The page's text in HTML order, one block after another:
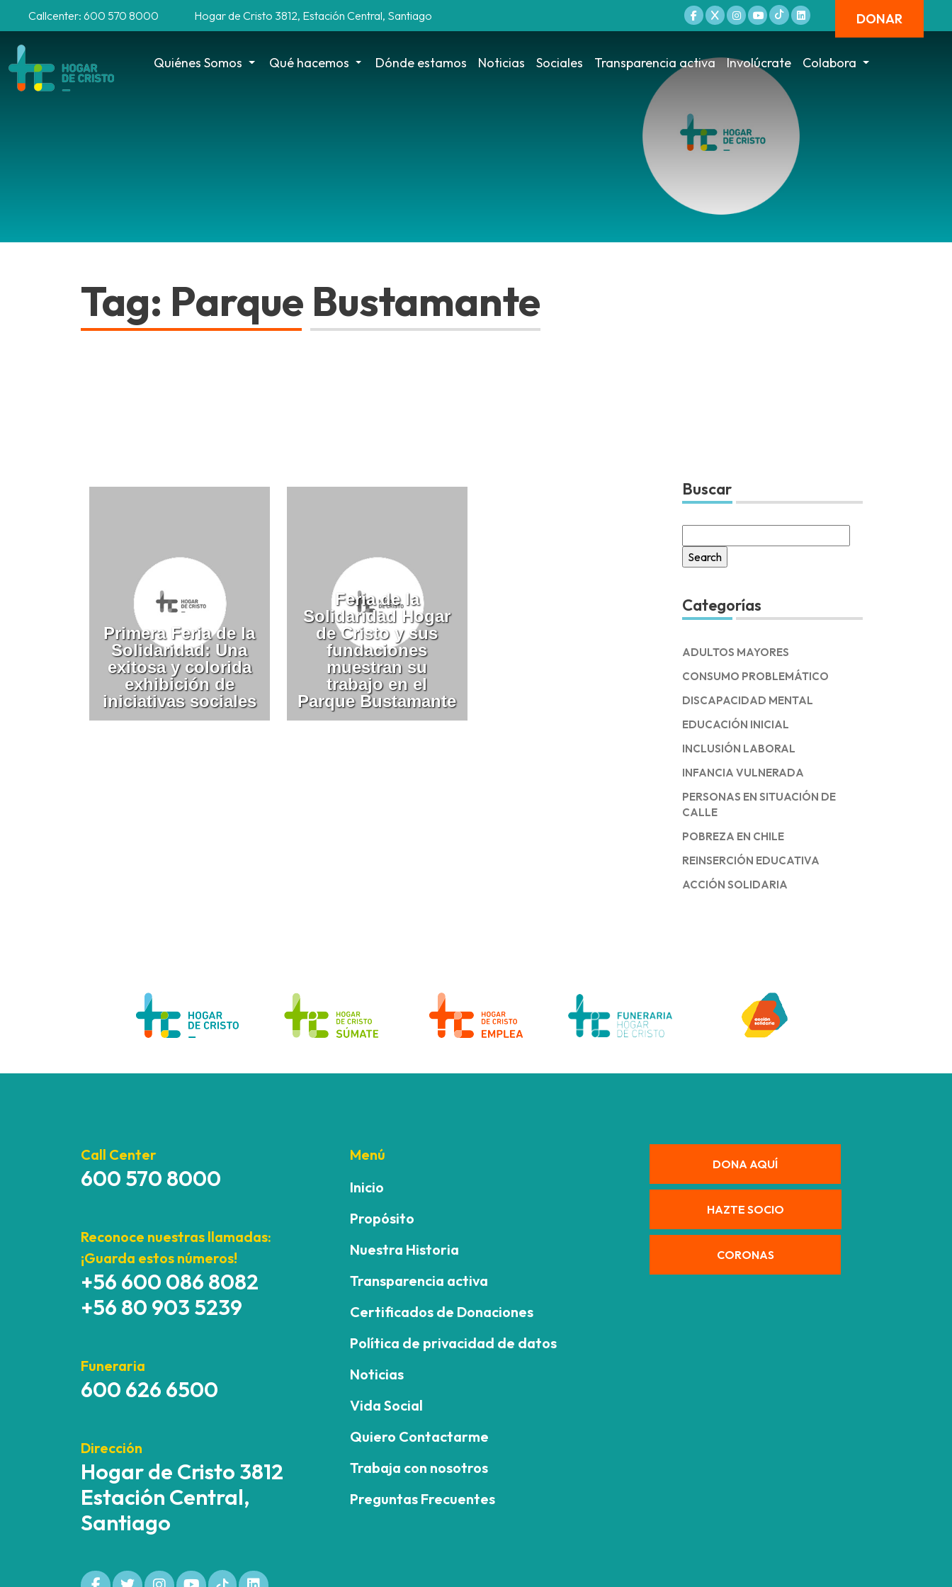
Callcenter: 600 570 8000 Hogar de Cristo 3812, Estación Central, Santiago DONAR
Quiénes Somos Qué hacemos Dónde estamos Noticias Sociales Transparencia activa Involúcrate Colabora
Tag: Parque Bustamante
Primera Feria de la
Solidaridad: Una
exitosa y colorida
exhibición de
iniciativas sociales
Feria de la
Solidaridad Hogar
de Cristo y sus
fundaciones
muestran su
trabajo en el
Parque Bustamante
Buscar
for:
Categorías
ADULTOS MAYORES
CONSUMO PROBLEMÁTICO
DISCAPACIDAD MENTAL
EDUCACIÓN INICIAL
INCLUSIÓN LABORAL
INFANCIA VULNERADA
PERSONAS EN SITUACIÓN DE
CALLE
POBREZA EN CHILE
REINSERCIÓN EDUCATIVA
ACCIÓN SOLIDARIA
Call Center
600 570 8000
Reconoce nuestras llamadas:
¡Guarda estos números!
+56 600 086 8082
+56 80 903 5239
Funeraria
600 626 6500
Dirección
Hogar de Cristo 3812
Estación Central,
Santiago
Menú
Inicio
Propósito
Nuestra Historia
Transparencia activa
Certificados de Donaciones
Política de privacidad de datos
Noticias
Vida Social
Quiero Contactarme
Trabaja con nosotros
Preguntas Frecuentes
DONA AQUÍ
HAZTE SOCIO
CORONAS